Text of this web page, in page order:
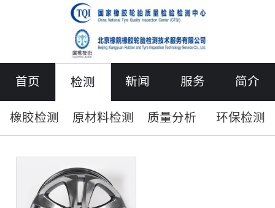
首页 检测 新闻 服务 简介
联络
橡胶检测 原材料检测 质量分析 环保检测